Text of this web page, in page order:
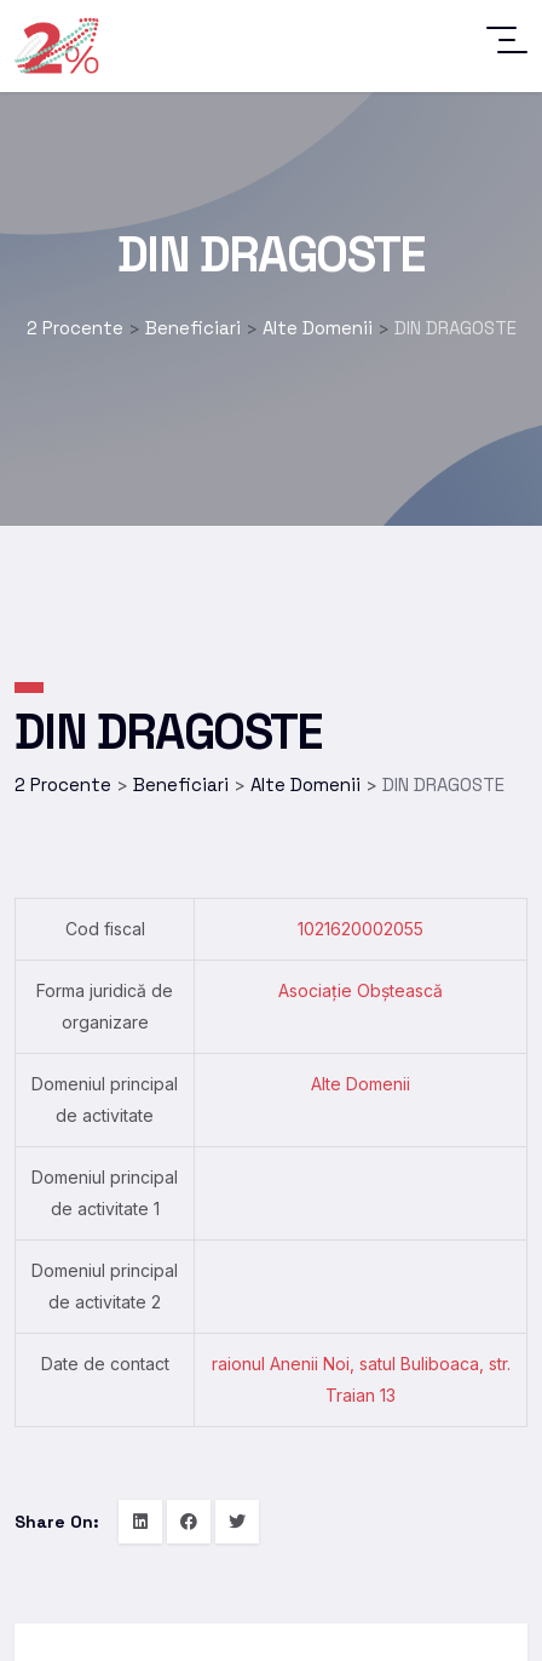
DIN DRAGOSTE
2 Procente > Beneficiari > Alte Domenii > DIN DRAGOSTE
DIN DRAGOSTE
2 Procente > Beneficiari > Alte Domenii > DIN DRAGOSTE
Cod fiscal 1021620002055
Forma juridică de
organizare
Asociație Obștească
Domeniul principal
de activitate
Alte Domenii
Domeniul principal
de activitate 1
Domeniul principal
de activitate 2
Date de contact
raionul Anenii Noi, satul Buliboaca, str.
Traian 13
Share On: